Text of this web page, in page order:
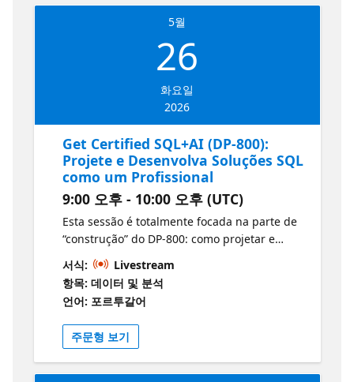
cada área dos módulos do Microsoft Learn,
incluindo T‑SQL avançado, fundamentos de
segurança e desempenho, práticas de
implantação (CI/CD) e a seção de IA que
inteligente e RAG em soluções SQL.
5월
26
화요일
2026
Get Certified SQL+AI (DP-800):
Projete e Desenvolva Soluções SQL
como um Profissional
9:00 오후 - 10:00 오후 (UTC)
Esta sessão é totalmente focada na parte de
“construção” do DP-800: como projetar e
desenvolver soluções de banco de dados que
suportam cargas reais e que correspondem
ao que o exame cobra. Vamos abordar as
principais habilidades do desenvolvedor,
desde a escolha correta de objetos e padrões
até a escrita de SQL consistente e
sustentável.
서식:
Livestream
항목: 데이터 및 분석
언어: 포르투갈어
주문형 보기